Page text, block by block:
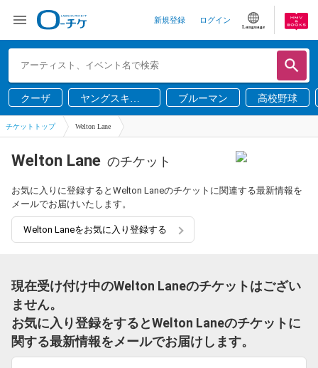
新規登録 ログイン
Language
クーザ
ヤングスキニ
ー
ブルーマン 高校野球
チケットトップ Welton Lane
Welton Lane のチケット
お気に入りに登録するとWelton Laneのチケットに関連する最新情報を
メールでお届けいたします。
Welton Laneをお気に入り登録する
現在受け付け中のWelton Laneのチケットはござい
ません。
お気に入り登録をするとWelton Laneのチケットに
関する最新情報をメールでお届けします。